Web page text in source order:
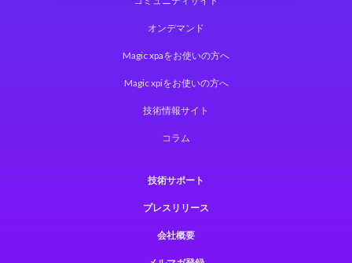
オンデマンド
Magic xpaをお使いの方へ
Magic xpiをお使いの方へ
技術情報サイト
コラム
技術サポート
プレスリリース
会社概要